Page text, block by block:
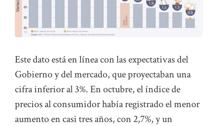
Este dato está en línea con las expectativas del
Gobierno y del mercado, que proyectaban una
cifra inferior al 3%. En octubre, el índice de
precios al consumidor había registrado el menor
aumento en casi tres años, con 2,7%, y un